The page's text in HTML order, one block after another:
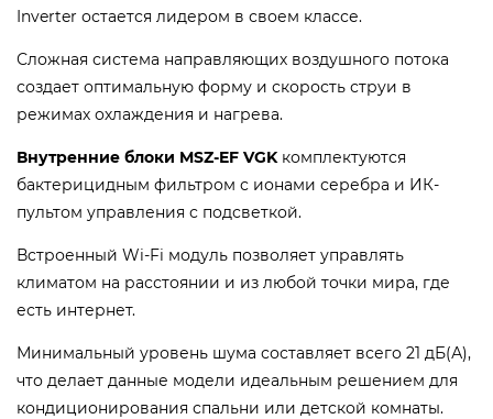
Inverter остается лидером в своем классе.
Сложная система направляющих воздушного потока
создает оптимальную форму и скорость струи в
режимах охлаждения и нагрева.
Внутренние блоки MSZ-EF VGKкомплектуются
бактерицидным фильтром с ионами серебра и ИК-
пультом управления с подсветкой.
Вcтроенный Wi-Fi модуль позволяет управлять
климатом на расстоянии и из любой точки мира, где
есть интернет.
Минимальный уровень шума составляет всего 21 дБ(А),
что делает данные модели идеальным решением для
кондиционирования спальни или детской комнаты.